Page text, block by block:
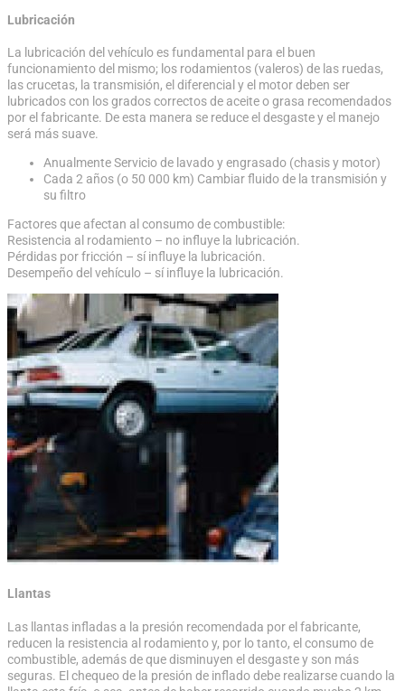
Lubricación
La lubricación del vehículo es fundamental para el buen
funcionamiento del mismo; los rodamientos (valeros) de las ruedas,
las crucetas, la transmisión, el diferencial y el motor deben ser
lubricados con los grados correctos de aceite o grasa recomendados
por el fabricante. De esta manera se reduce el desgaste y el manejo
será más suave.
Anualmente Servicio de lavado y engrasado (chasis y motor)
Cada 2 años (o 50 000 km) Cambiar fluido de la transmisión y
su filtro
Factores que afectan al consumo de combustible:
Resistencia al rodamiento – no influye la lubricación.
Pérdidas por fricción – sí influye la lubricación.
Desempeño del vehículo – sí influye la lubricación.
Llantas
Las llantas infladas a la presión recomendada por el fabricante,
reducen la resistencia al rodamiento y, por lo tanto, el consumo de
combustible, además de que disminuyen el desgaste y son más
seguras. El chequeo de la presión de inflado debe realizarse cuando la